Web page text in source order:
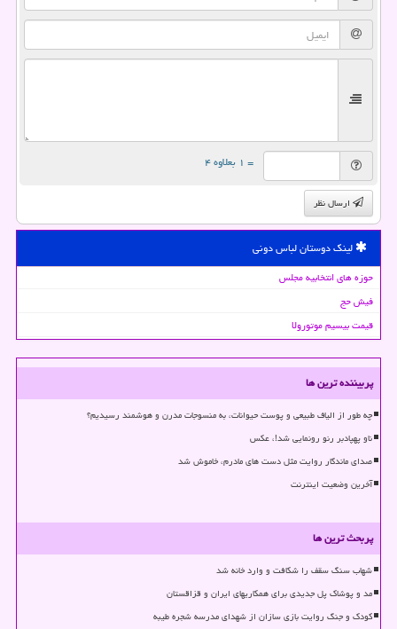
= ۱ بعلاوه ۴
ارسال نظر
لینک دوستان لباس دونی
حوزه های انتخابیه مجلس
فیش حج
قیمت بیسیم موتورولا
پربیننده ترین ها
چه طور از الیاف طبیعی و پوست حیوانات، به منسوجات مدرن و هوشمند رسیدیم؟
ناو پهپادبر رنو رونمایی شد!، عکس
صدای ماندگار روایت مثل دست های مادرم، خاموش شد
آخرین وضعیت اینترنت
پربحث ترین ها
شهاب سنگ سقف را شکافت و وارد خانه شد
مد و پوشاک پل جدیدی برای همکاریهای ایران و قزاقستان
کودک و جنگ روایت بازی سازان از شهدای مدرسه شجره طیبه